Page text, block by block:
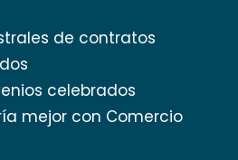
de contratos
celebrados
mejor con Comercio